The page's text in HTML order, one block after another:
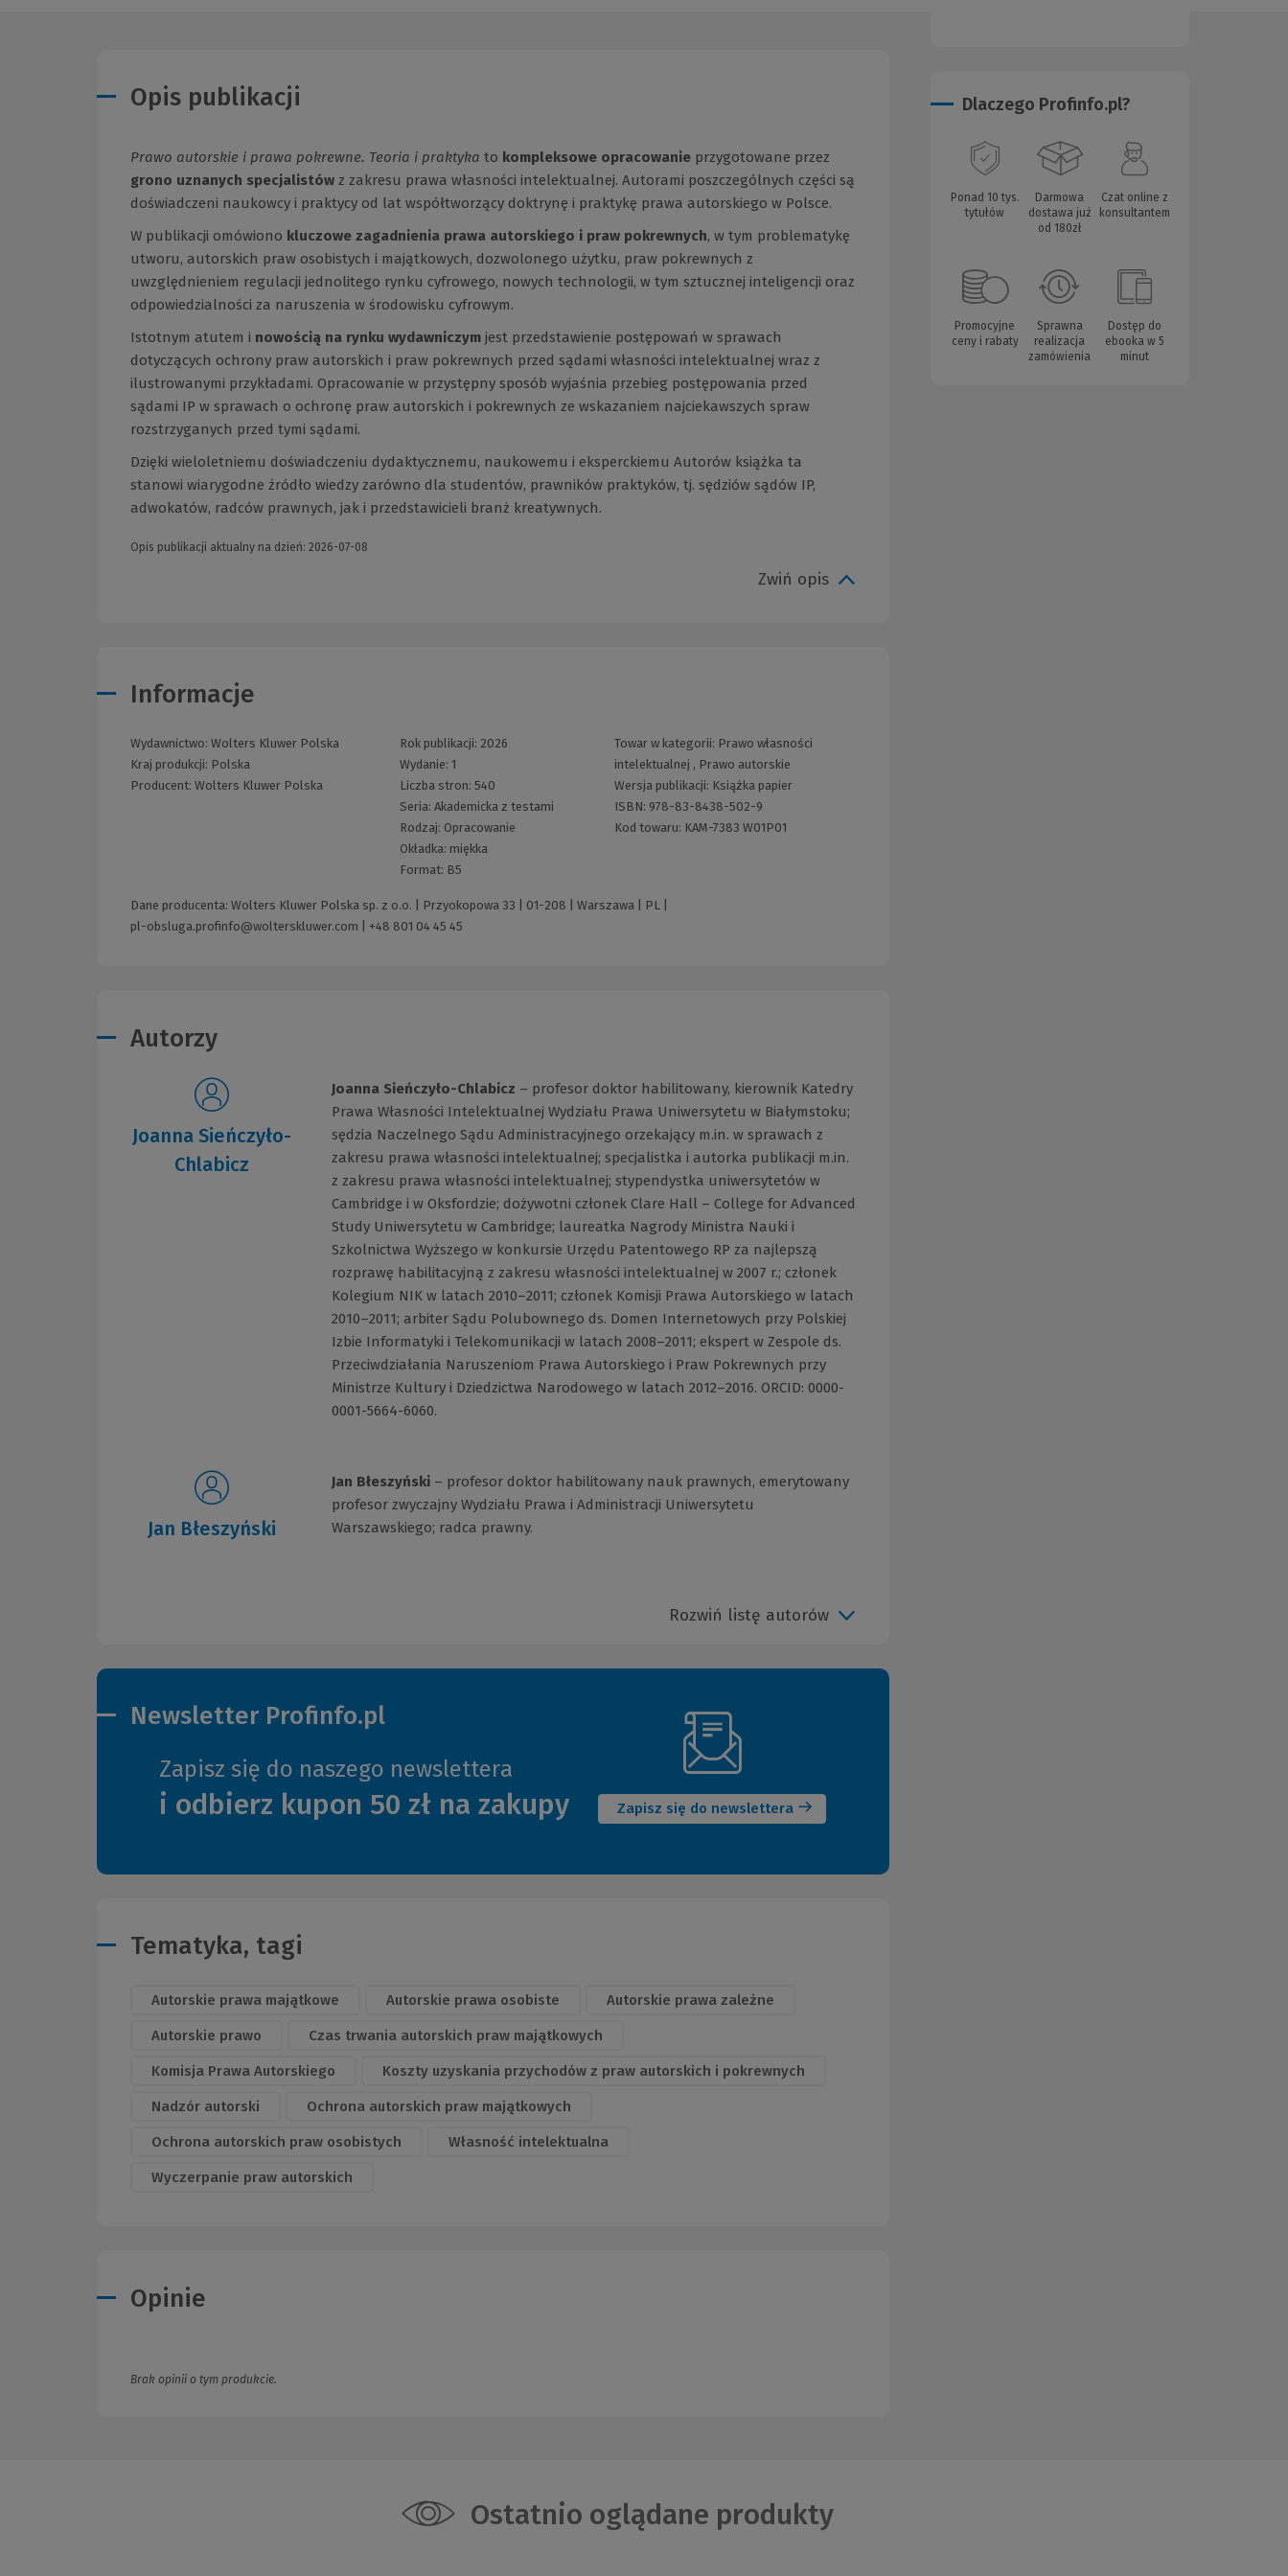
Opis publikacji
Prawo autorskie i prawa pokrewne. Teoria i praktyka to kompleksowe opracowanie przygotowane przez
grono uznanych specjalistów z zakresu prawa własności intelektualnej. Autorami poszczególnych części są
doświadczeni naukowcy i praktycy od lat współtworzący doktrynę i praktykę prawa autorskiego w Polsce.
W publikacji omówiono kluczowe zagadnienia prawa autorskiego i praw pokrewnych, w tym problematykę
utworu, autorskich praw osobistych i majątkowych, dozwolonego użytku, praw pokrewnych z
uwzględnieniem regulacji jednolitego rynku cyfrowego, nowych technologii, w tym sztucznej inteligencji oraz
odpowiedzialności za naruszenia w środowisku cyfrowym.
Istotnym atutem i nowością na rynku wydawniczym jest przedstawienie postępowań w sprawach
dotyczących ochrony praw autorskich i praw pokrewnych przed sądami własności intelektualnej wraz z
ilustrowanymi przykładami. Opracowanie w przystępny sposób wyjaśnia przebieg postępowania przed
sądami IP w sprawach o ochronę praw autorskich i pokrewnych ze wskazaniem najciekawszych spraw
rozstrzyganych przed tymi sądami.
Dzięki wieloletniemu doświadczeniu dydaktycznemu, naukowemu i eksperckiemu Autorów książka ta
stanowi wiarygodne źródło wiedzy zarówno dla studentów, prawników praktyków, tj. sędziów sądów IP,
adwokatów, radców prawnych, jak i przedstawicieli branż kreatywnych.
Opis publikacji aktualny na dzień: 2026-07-08
Zwiń opis
Informacje
Wydawnictwo: Wolters Kluwer Polska
Kraj produkcji: Polska
Producent: Wolters Kluwer Polska
Rok publikacji: 2026
Wydanie: 1
Liczba stron: 540
Seria: Akademicka z testami
Rodzaj: Opracowanie
Okładka: miękka
Format: B5
Towar w kategorii: Prawo własności
intelektualnej , Prawo autorskie
Wersja publikacji: Książka papier
ISBN: 978-83-8438-502-9
Kod towaru: KAM-7383 W01P01
Dane producenta: Wolters Kluwer Polska sp. z o.o. | Przyokopowa 33 | 01-208 | Warszawa | PL |
pl-obsluga.profinfo@wolterskluwer.com
+48 801 04 45 45
Autorzy
Joanna Sieńczyło-
Chlabicz
Joanna Sieńczyło-Chlabicz – profesor doktor habilitowany, kierownik Katedry
Prawa Własności Intelektualnej Wydziału Prawa Uniwersytetu w Białymstoku;
sędzia Naczelnego Sądu Administracyjnego orzekający m.in. w sprawach z
zakresu prawa własności intelektualnej; specjalistka i autorka publikacji m.in.
z zakresu prawa własności intelektualnej; stypendystka uniwersytetów w
Cambridge i w Oksfordzie; dożywotni członek Clare Hall – College for Advanced
Study Uniwersytetu w Cambridge; laureatka Nagrody Ministra Nauki i
Szkolnictwa Wyższego w konkursie Urzędu Patentowego RP za najlepszą
rozprawę habilitacyjną z zakresu własności intelektualnej w 2007 r.; członek
Kolegium NIK w latach 2010–2011; członek Komisji Prawa Autorskiego w latach
2010–2011; arbiter Sądu Polubownego ds. Domen Internetowych przy Polskiej
Izbie Informatyki i Telekomunikacji w latach 2008–2011; ekspert w Zespole ds.
Przeciwdziałania Naruszeniom Prawa Autorskiego i Praw Pokrewnych przy
Ministrze Kultury i Dziedzictwa Narodowego w latach 2012–2016. ORCID: 0000-
0001-5664-6060.
Jan Błeszyński
Jan Błeszyński – profesor doktor habilitowany nauk prawnych, emerytowany
profesor zwyczajny Wydziału Prawa i Administracji Uniwersytetu
Warszawskiego; radca prawny.
Rozwiń listę autorów
Newsletter Profinfo.pl
Zapisz się do naszego newslettera
i odbierz kupon 50 zł na zakupy Zapisz się do newslettera
(Nowe
okno)
Tematyka, tagi
Autorskie prawa majątkowe Autorskie prawa osobiste Autorskie prawa zależne
Autorskie prawo Czas trwania autorskich praw majątkowych
Komisja Prawa Autorskiego Koszty uzyskania przychodów z praw autorskich i pokrewnych
Nadzór autorski Ochrona autorskich praw majątkowych
Ochrona autorskich praw osobistych Własność intelektualna
Wyczerpanie praw autorskich
Opinie
Brak opinii o tym produkcie.
Dlaczego Profinfo.pl?
Ponad 10 tys.
tytułów
Darmowa
dostawa już
od 180zł
Czat online z
konsultantem
Promocyjne
ceny i rabaty
Sprawna
realizacja
zamówienia
Dostęp do
ebooka w 5
minut
Ostatnio oglądane produkty